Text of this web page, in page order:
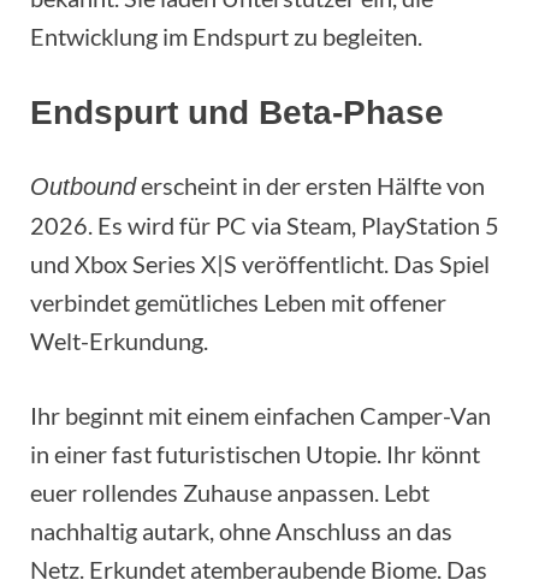
Entwicklung im Endspurt zu begleiten.
Endspurt und Beta-Phase
Outbounderscheint in der ersten Hälfte von
2026. Es wird für PC via Steam, PlayStation 5
und Xbox Series X|S veröffentlicht. Das Spiel
verbindet gemütliches Leben mit offener
Welt-Erkundung.
Ihr beginnt mit einem einfachen Camper-Van
in einer fast futuristischen Utopie. Ihr könnt
euer rollendes Zuhause anpassen. Lebt
nachhaltig autark, ohne Anschluss an das
Netz. Erkundet atemberaubende Biome. Das